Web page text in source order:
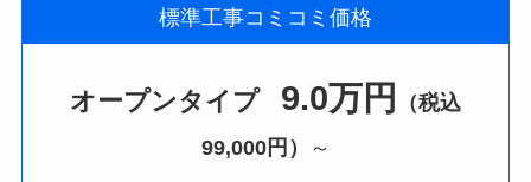
標準工事コミコミ価格
オープンタイプ 9.0万円
（税込
99,000円）
～